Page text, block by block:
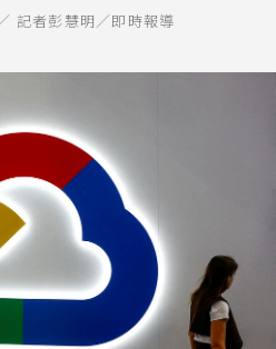
記者彭慧明／即時報導